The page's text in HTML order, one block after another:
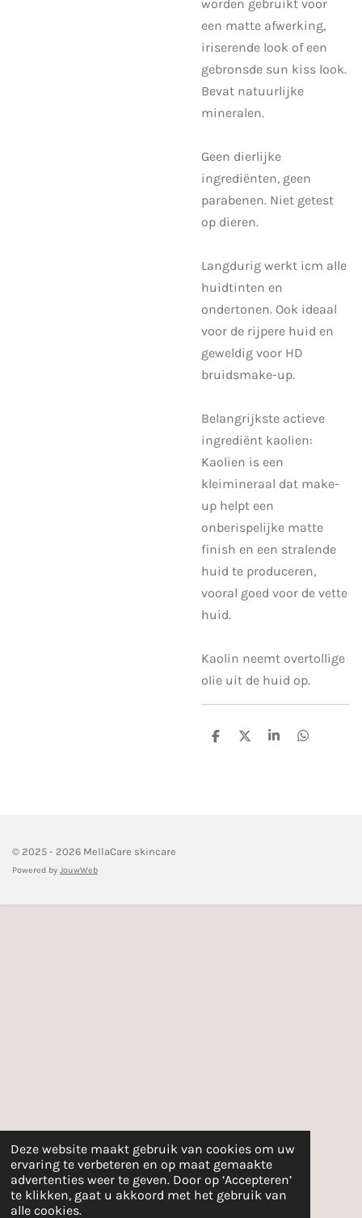
Deze website maakt gebruik van cookies om uw
ervaring te verbeteren en op maat gemaakte
advertenties weer te geven. Door op ‘Accepteren’
te klikken, gaat u akkoord met het gebruik van
alle cookies.
worden gebruikt voor
een matte afwerking,
iriserende look of een
gebronsde sun kiss look.
Bevat natuurlijke
mineralen.
Geen dierlijke
ingrediënten, geen
parabenen. Niet getest
op dieren.
Langdurig werkt icm alle
huidtinten en
ondertonen. Ook ideaal
voor de rijpere huid en
geweldig voor HD
bruidsmake-up.
Belangrijkste actieve
ingrediënt kaolien:
Kaolien is een
kleimineraal dat make-
up helpt een
onberispelijke matte
finish en een stralende
huid te produceren,
vooral goed voor de vette
huid.
Kaolin neemt overtollige
olie uit de huid op.
D
D
S
D
© 2025 - 2026 MellaCare skincare
Powered by JouwWeb